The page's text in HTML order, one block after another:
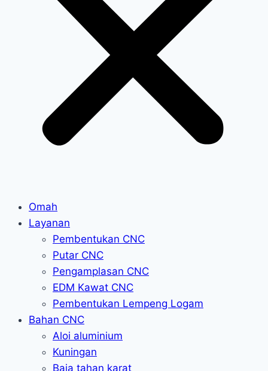
Omah
Layanan
Pembentukan CNC
Putar CNC
Pengamplasan CNC
EDM Kawat CNC
Pembentukan Lempeng Logam
Bahan CNC
Aloi aluminium
Kuningan
Baja tahan karat